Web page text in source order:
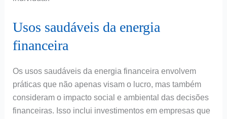
Usos saudáveis da energia
financeira
Os usos saudáveis da energia financeira envolvem
práticas que não apenas visam o lucro, mas também
consideram o impacto social e ambiental das decisões
financeiras. Isso inclui investimentos em empresas que